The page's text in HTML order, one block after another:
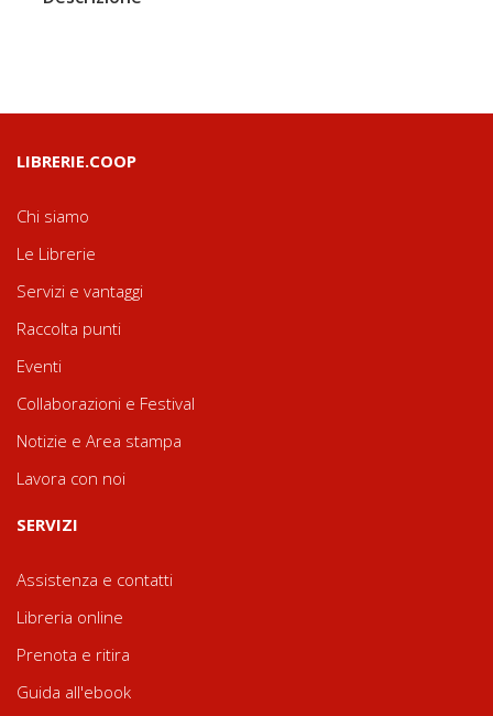
LIBRERIE.COOP
Chi siamo
Le Librerie
Servizi e vantaggi
Raccolta punti
Eventi
Collaborazioni e Festival
Notizie e Area stampa
Lavora con noi
SERVIZI
Assistenza e contatti
Libreria online
Prenota e ritira
Guida all'ebook